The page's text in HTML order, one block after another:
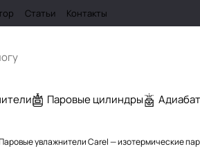
Статьи Контакты
Паровые цилиндры
увлажнители Carel — изотермические